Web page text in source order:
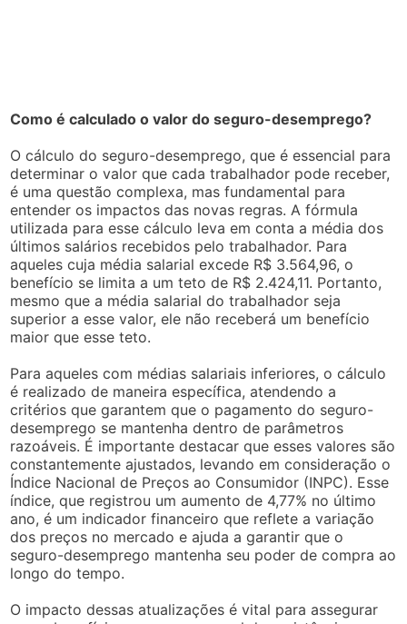
Como é calculado o valor do seguro-desemprego?
O cálculo do seguro-desemprego, que é essencial para
determinar o valor que cada trabalhador pode receber,
é uma questão complexa, mas fundamental para
entender os impactos das novas regras. A fórmula
utilizada para esse cálculo leva em conta a média dos
últimos salários recebidos pelo trabalhador. Para
aqueles cuja média salarial excede R$ 3.564,96, o
benefício se limita a um teto de R$ 2.424,11. Portanto,
mesmo que a média salarial do trabalhador seja
superior a esse valor, ele não receberá um benefício
maior que esse teto.
Para aqueles com médias salariais inferiores, o cálculo
é realizado de maneira específica, atendendo a
critérios que garantem que o pagamento do seguro-
desemprego se mantenha dentro de parâmetros
razoáveis. É importante destacar que esses valores são
constantemente ajustados, levando em consideração o
Índice Nacional de Preços ao Consumidor (INPC). Esse
índice, que registrou um aumento de 4,77% no último
ano, é um indicador financeiro que reflete a variação
dos preços no mercado e ajuda a garantir que o
seguro-desemprego mantenha seu poder de compra ao
longo do tempo.
O impacto dessas atualizações é vital para assegurar